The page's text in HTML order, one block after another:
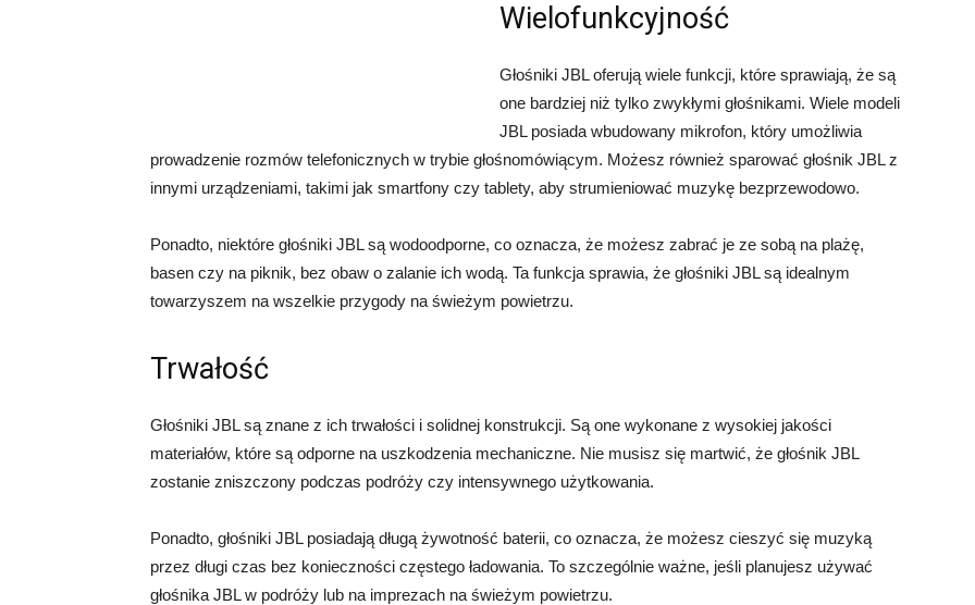
Wielofunkcyjność
Głośniki JBL oferują wiele funkcji, które sprawiają, że są
one bardziej niż tylko zwykłymi głośnikami. Wiele modeli
JBL posiada wbudowany mikrofon, który umożliwia
prowadzenie rozmów telefonicznych w trybie głośnomówiącym. Możesz również sparować głośnik JBL z
innymi urządzeniami, takimi jak smartfony czy tablety, aby strumieniować muzykę bezprzewodowo.
Ponadto, niektóre głośniki JBL są wodoodporne, co oznacza, że możesz zabrać je ze sobą na plażę,
basen czy na piknik, bez obaw o zalanie ich wodą. Ta funkcja sprawia, że głośniki JBL są idealnym
towarzyszem na wszelkie przygody na świeżym powietrzu.
Trwałość
Głośniki JBL są znane z ich trwałości i solidnej konstrukcji. Są one wykonane z wysokiej jakości
materiałów, które są odporne na uszkodzenia mechaniczne. Nie musisz się martwić, że głośnik JBL
zostanie zniszczony podczas podróży czy intensywnego użytkowania.
Ponadto, głośniki JBL posiadają długą żywotność baterii, co oznacza, że możesz cieszyć się muzyką
przez długi czas bez konieczności częstego ładowania. To szczególnie ważne, jeśli planujesz używać
głośnika JBL w podróży lub na imprezach na świeżym powietrzu.